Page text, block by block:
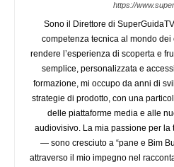
https://
Sono il Direttore di
competenza tecnica al mondo dei
rendere l’esperienza di scoperta e
semplice, personalizzata e
formazione, mi occupo da anni di
strategie di prodotto, con una
delle piattaforme media e alle
audiovisivo. La mia passione per
— sono cresciuto a “pane e Bim
attraverso il mio impegno nel